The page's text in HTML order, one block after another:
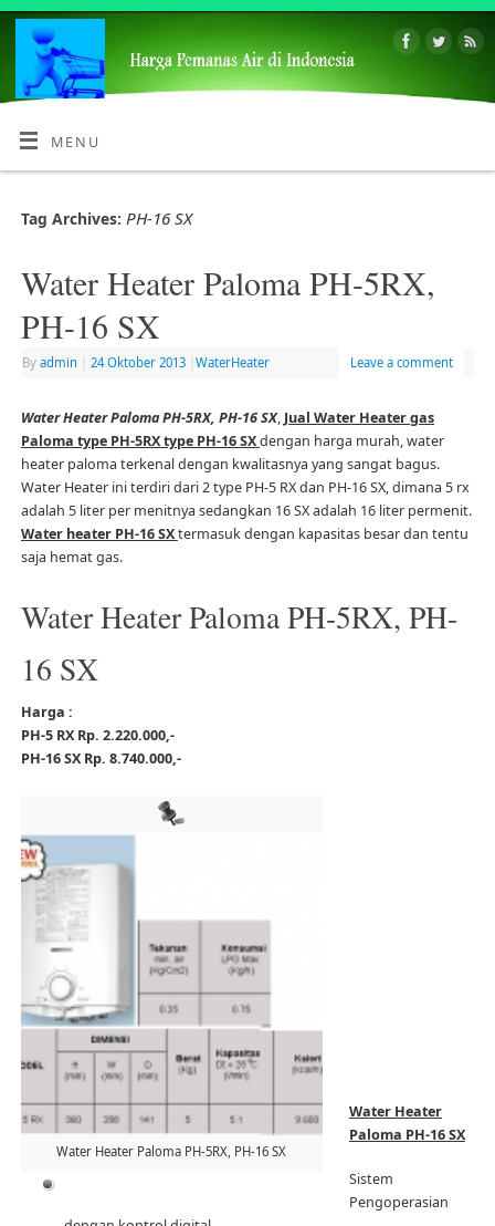
MENU
Tag Archives: PH-16 SX
Water Heater Paloma PH-5RX,
PH-16 SX
By admin 24 Oktober 2013 WaterHeater Leave a comment
Water Heater Paloma PH-5RX, PH-16 SX, Jual Water Heater gas
Paloma type PH-5RX type PH-16 SXdengan harga murah, water
heater paloma terkenal dengan kwalitasnya yang sangat bagus.
Water Heater ini terdiri dari 2 type PH-5 RX dan PH-16 SX, dimana 5 rx
adalah 5 liter per menitnya sedangkan 16 SX adalah 16 liter permenit.
Water heater PH-16 SXtermasuk dengan kapasitas besar dan tentu
saja hemat gas.
Water Heater Paloma PH-5RX, PH-
16 SX
Harga :
PH-5 RX Rp. 2.220.000,-
PH-16 SX Rp. 8.740.000,-
Water Heater Paloma PH-5RX, PH-16 SX
Water Heater
Paloma PH-16 SX
Sistem
Pengoperasian